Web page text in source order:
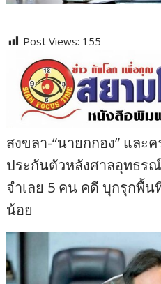
Post Views: 155
สงขลา-“นายกกอง” และ
ประกันตัวหลังศาลอุทธ
จําเลย 5 คน คดี บุกรุกพื้
น้อย